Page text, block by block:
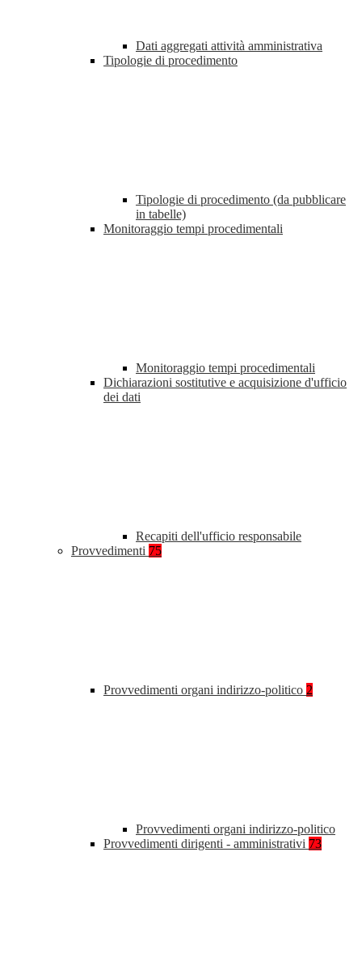
Dati aggregati attività amministrativa
Tipologie di procedimento
Tipologie di procedimento (da pubblicare
in tabelle)
Monitoraggio tempi procedimentali
Monitoraggio tempi procedimentali
Dichiarazioni sostitutive e acquisizione d'ufficio
dei dati
Recapiti dell'ufficio responsabile
Provvedimenti 75
Provvedimenti organi indirizzo-politico 2
Provvedimenti organi indirizzo-politico
Provvedimenti dirigenti - amministrativi 73